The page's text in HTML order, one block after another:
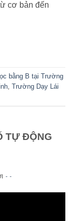
cơ bản đến
bằng B tại Trường
Trường Dạy Lái
TỰ ĐỘNG
- -